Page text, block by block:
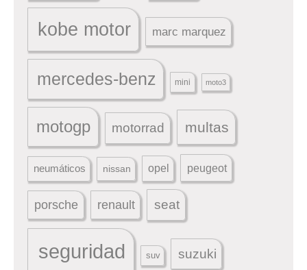
kobe motor marc marquez
mercedes-benz mini moto3
motogp motorrad multas
neumáticos nissan opel peugeot
porsche renault seat
seguridad suv suzuki